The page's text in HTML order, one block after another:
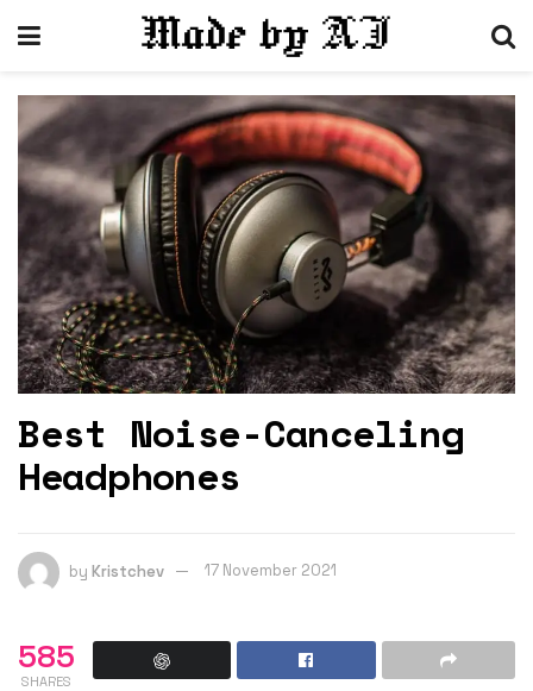
Best Noise-Canceling
Headphones
by Kristchev 17 November 2021
585
SHARES